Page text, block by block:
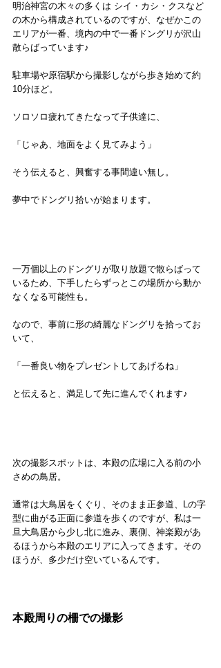
明治神宮の木々の多くは シイ・カシ・クスなど
の木から構成されているのですが、なぜかこの
エリアが一番、境内の中で一番ドングリが沢山
散らばっています♪
駐車場や原宿駅から撮影しながら歩き始めて約
10分ほど。
ソロソロ疲れてきたなって子供達に、
「じゃあ、地面をよく見てみよう」
そう伝えると、興奮する事間違い無し。
夢中でドングリ拾いが始まります。
一万個以上のドングリが取り放題で散らばって
いるため、下手したらずっとこの場所から動か
なくなる可能性も。
なので、事前に形の綺麗なドングリを拾ってお
いて、
「一番良い物をプレゼントしてあげるね」
と伝えると、満足して先に進んでくれます♪
次の撮影スポットは、本殿の広場に入る前の小
さめの鳥居。
通常は大鳥居をくぐり、そのまま正参道、Lの字
型に曲がる正面に参道を歩くのですが、私は一
旦大鳥居から少し北に進み、裏側、神楽殿があ
るほうから本殿のエリアに入ってきます。その
ほうが、多少だけ空いているんです。
本殿周りの柵での撮影